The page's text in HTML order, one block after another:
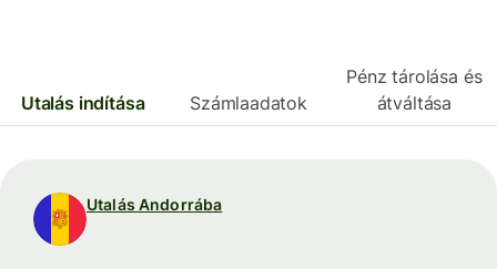
Utalás indítása Számlaadatok
Pénz tárolása és
átváltása
Utalás Andorrába